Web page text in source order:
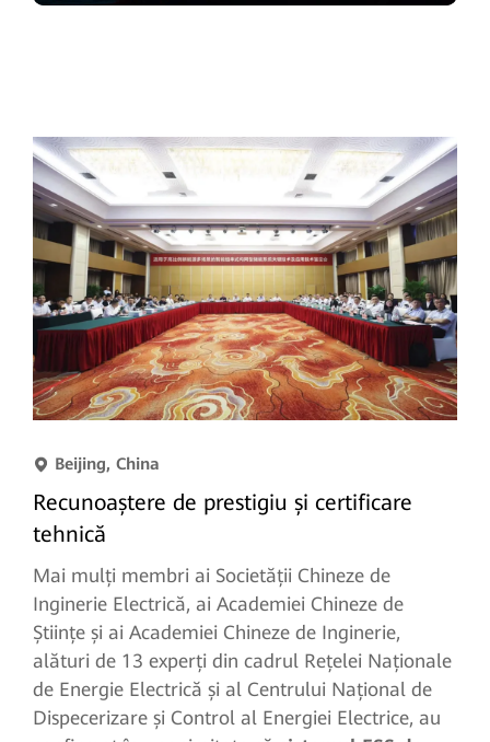
Beijing, China
Recunoaștere de prestigiu și certificare
tehnică
Mai mulți membri ai Societății Chineze de
Inginerie Electrică, ai Academiei Chineze de
Științe și ai Academiei Chineze de Inginerie,
alături de 13 experți din cadrul Rețelei Naționale
de Energie Electrică și al Centrului Național de
Dispecerizare și Control al Energiei Electrice, au